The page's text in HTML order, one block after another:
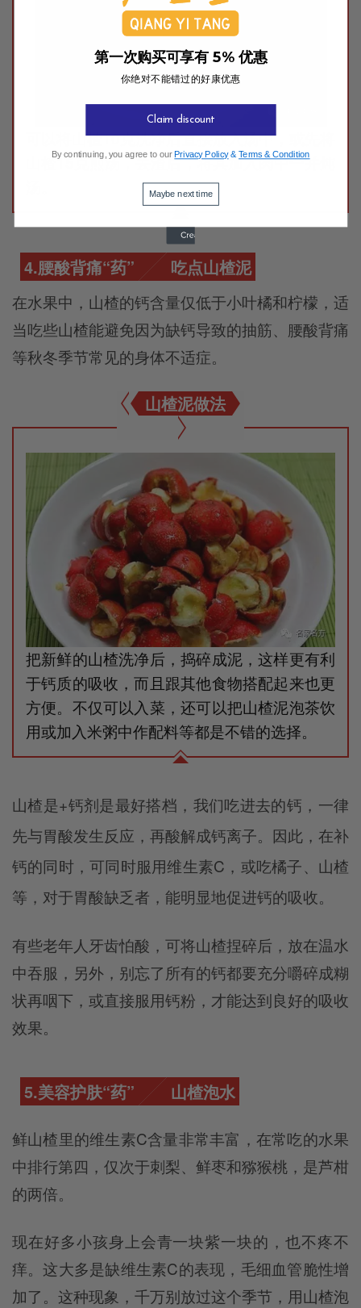
可以将山楂10克洗净后直接放入汤中，或先将
山楂15克煎汤，去渣后，将其加入肉中一并炖
4.腰酸背痛“药” 吃点山楂泥
在水果中，山楂的钙含量仅低于小叶橘和柠檬，适
当吃些山楂能避免因为缺钙导致的抽筋、腰酸背痛
等秋冬季节常见的身体不适症。
山楂泥做法
把新鲜的山楂洗净后，捣碎成泥，这样更有利
于钙质的吸收，而且跟其他食物搭配起来也更
方便。不仅可以入菜，还可以把山楂泥泡茶饮
用或加入米粥中作配料等都是不错的选择。
山楂是+钙剂是最好搭档， 我们吃进去的钙，一律
先与胃酸发生反应，再酸解成钙离子。因此，在补
钙的同时，可同时服用维生素C，或吃橘子、山楂
等，对于胃酸缺乏者，能明显地促进钙的吸收。
有些老年人牙齿怕酸，可将山楂捏碎后，放在温水
中吞服，另外，别忘了所有的钙都要充分嚼碎成糊
状再咽下，或直接服用钙粉，才能达到良好的吸收
效果。
5.美容护肤“药” 山楂泡水
鲜山楂里的维生素C含量非常丰富，在常吃的水果
中排行第四，仅次于刺梨、鲜枣和猕猴桃，是芦柑
的两倍。
现在好多小孩身上会青一块紫一块的，也不疼不
痒。这大多是缺维生素C的表现，毛细血管脆性增
加了。这种现象，千万别放过这个季节，用山楂泡
第一次购买可享有 5% 优惠
你绝对不能错过的好康优惠
Claim discount
By continuing, you agree to our Privacy Policy&Terms & Condition
Maybe next time